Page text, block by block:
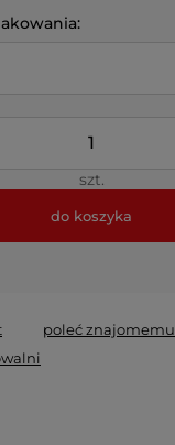
szt.
do koszyka
poleć znajomemu